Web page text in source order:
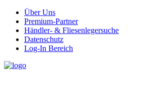
Über Uns
Premium-Partner
Händler- & Fliesenlegersuche
Datenschutz
Log-In Bereich